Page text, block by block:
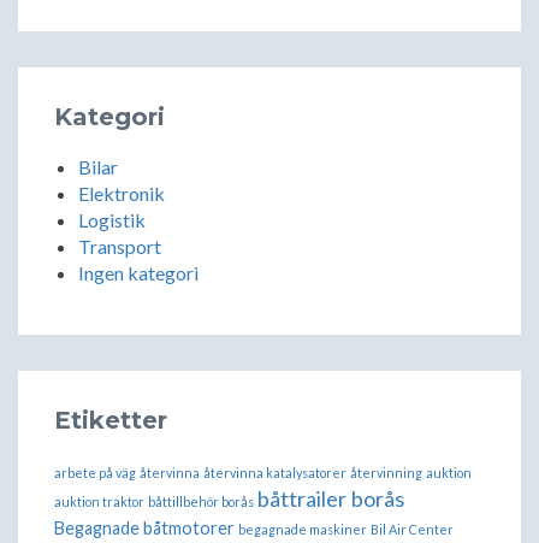
Kategori
Bilar
Elektronik
Logistik
Transport
Ingen kategori
Etiketter
arbete på väg återvinna återvinna katalysatorer återvinning auktion
auktion traktor båttillbehör borås båttrailer borås
Begagnade båtmotorer begagnade maskiner Bil Air Center